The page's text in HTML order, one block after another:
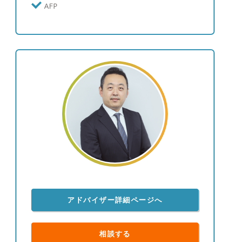
目標や夢をよく理解した上で、お客様のために意思
AFP
アドバイザー詳細ページへ
相談する